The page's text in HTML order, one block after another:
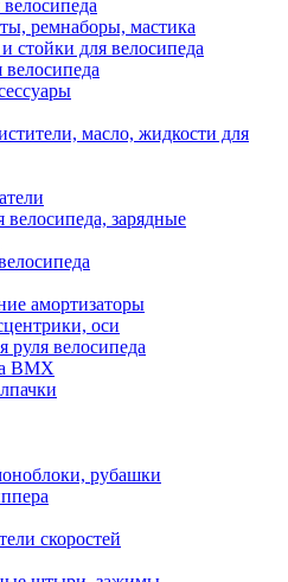
ремнаборы, мастика
стойки для велосипеда
масло, жидкости для
зарядные
амортизаторы
оси
велосипеда
BMX
рубашки
скоростей